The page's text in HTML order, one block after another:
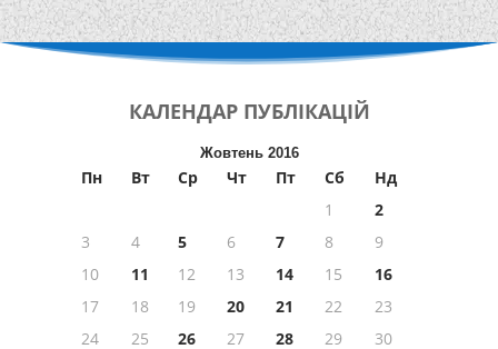
КАЛЕНДАР ПУБЛІКАЦІЙ
Жовтень 2016
Пн Вт Ср Чт Пт Сб
Нд
1
2
3
4 5 6 7 8
9
10
11 12 13 14 15
16
17
18 19 20 21 22
23
24
25 26 27 28 29
30